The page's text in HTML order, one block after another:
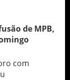
de MPB,
com